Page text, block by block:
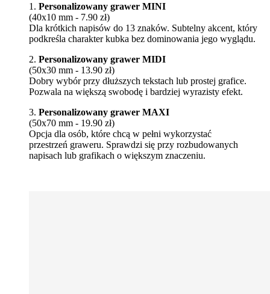
1. Personalizowany grawer MINI
(40x10 mm - 7.90 zł)
Dla krótkich napisów do 13 znaków. Subtelny akcent, który
podkreśla charakter kubka bez dominowania jego wyglądu.
2. Personalizowany grawer MIDI
(50x30 mm - 13.90 zł)
Dobry wybór przy dłuższych tekstach lub prostej grafice.
Pozwala na większą swobodę i bardziej wyrazisty efekt.
3. Personalizowany grawer MAXI
(50x70 mm - 19.90 zł)
Opcja dla osób, które chcą w pełni wykorzystać
przestrzeń graweru. Sprawdzi się przy rozbudowanych
napisach lub grafikach o większym znaczeniu.